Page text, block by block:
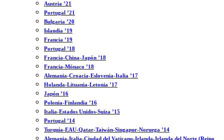
Austria ’21
Portugal ’21
Bulgaria ’20
Islandia ’19
Francia ’19
Portugal ’18
Francia-China-Japón ’18
Francia-Mónaco ’18
Alemania-Croacia-Eslovenia-Italia ’17
Holanda-Lituania-Letonia ’17
Japón ’16
Polonia-Finlandia ’16
Italia-Estados Unidos-Suiza ’15
Portugal ’14
Turquía-EAU-Qatar-Taiwán-Singapur-Noruega ’14
Alemania-Italia-Ciudad del Vaticano-Irlanda-Irlanda del Norte (Reino